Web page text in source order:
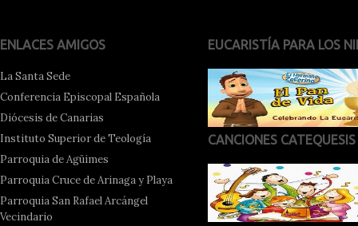
ENLACES AMIGOS
La Santa Sede
Conferencia Episcopal Española
Diócesis de Canarias
Instituto Superior de Teología
Parroquia de Agüimes
Parroquia Cruce de Arinaga y Playa
Parroquia San Rafael Arcángel
Vecindario
EUCARISTÍA PARA LOS
CANCIONES CATEQUESIS